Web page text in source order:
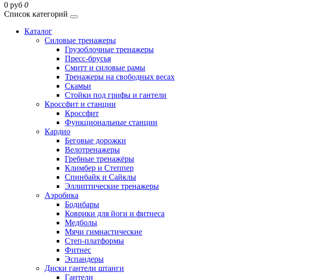
0 руб 0
Список категорий
Каталог
Силовые тренажеры
Грузоблочные тренажеры
Пресс-брусья
Смитт и силовые рамы
Тренажеры на свободных весах
Скамьи
Стойки под грифы и гантели
Кроссфит и станции
Кроссфит
Функциональные станции
Кардио
Беговые дорожки
Велотренажеры
Гребные тренажёры
Климбер и Степпер
Спинбайк и Сайклы
Эллиптические тренажеры
Аэробика
Бодибары
Коврики для йоги и фитнеса
Медболы
Мячи гимнастические
Степ-платформы
Фитнес
Эспандеры
Диски гантели штанги
Гантели